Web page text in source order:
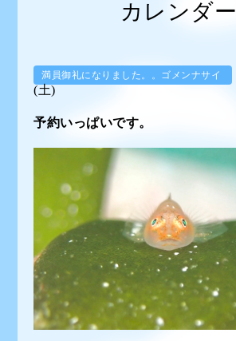
カレンダー
満員御礼になりました。。ゴメンナサイ
(土)
予約いっぱいです。